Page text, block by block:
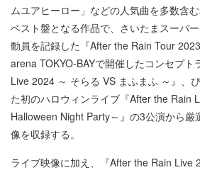
ムユアヒーロー」などの人気曲を多数含
ベスト盤となる作品で、さいたまスーパ
動員を記録した『After the Rain Tour
arena TOKYO-BAYで開催したコンセプト
Live 2024 ～ そらる VS まふまふ ～』、
た初のハロウィンライブ『After the Rain
Halloween Night Party～』の3公演から厳
像を収録する。
ライブ映像に加え、『After the Rain Live